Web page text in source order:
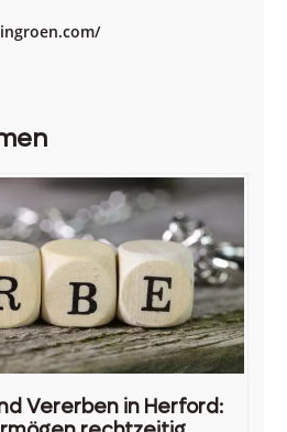
Vererben in Herford: